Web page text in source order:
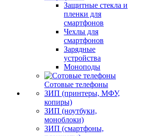
Защитные стекла и
пленки для
смартфонов
Чехлы для
смартфонов
Зарядные
устройства
Моноподы
Сотовые телефоны
ЗИП (принтеры, МФУ,
копиры)
ЗИП (ноутбуки,
моноблоки)
ЗИП (смартфоны,